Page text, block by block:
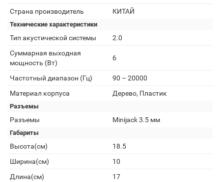
Страна производитель
КИТАЙ
Технические характеристики
Тип акустической системы
2.0
Суммарная выходная
мощность (Вт)
6
Частотный диапазон (Гц)
90 – 20000
Материал корпуса
Дерево, Пластик
Разъемы
Разъемы Minijack 3.5 мм
Габариты
Высота(см)
18.5
Ширина(см)
10
Длина(см)
17